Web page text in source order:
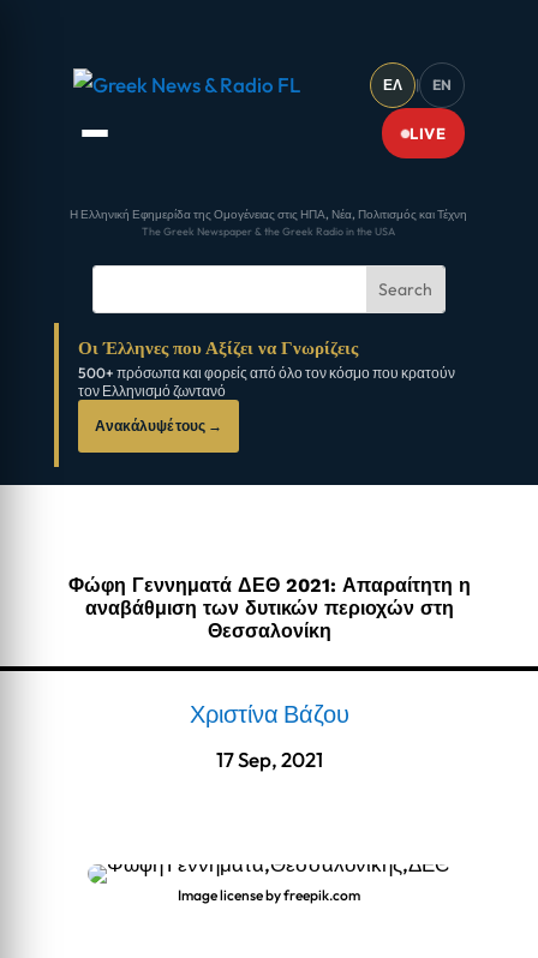
ΕΛ | EN
LIVE
Η Ελληνική Εφημερίδα της Ομογένειας στις ΗΠΑ, Νέα, Πολιτισμός και Τέχνη
The Greek Newspaper & the Greek Radio in the USA
Οι Έλληνες που Αξίζει να Γνωρίζεις
500+ πρόσωπα και φορείς από όλο τον κόσμο που κρατούν
τον Ελληνισμό ζωντανό
Ανακάλυψέ τους →
Φώφη Γεννηματά ΔΕΘ 2021: Απαραίτητη η
αναβάθμιση των δυτικών περιοχών στη
Θεσσαλονίκη
Χριστίνα Βάζου
17 Sep, 2021
Image license by freepik.com